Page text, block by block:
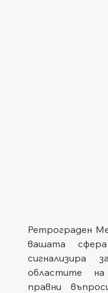
Ретрограден
вашата
сигнализира
областите на
правни